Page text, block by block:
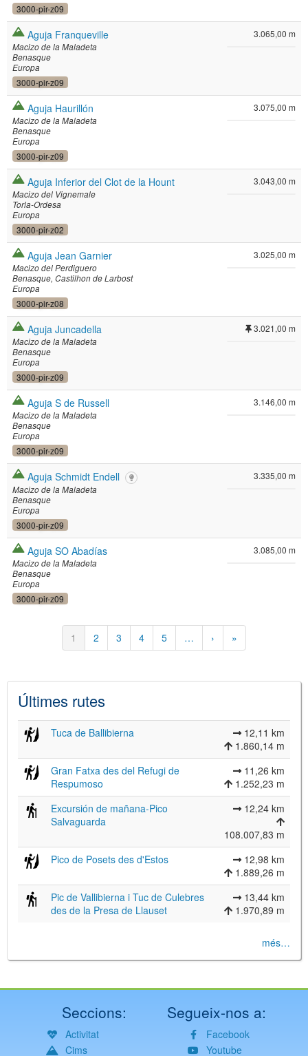
3000-pir-z09
Aguja Franqueville
Macizo de la Maladeta
Benasque
Europa
3000-pir-z09
3.065,00 m
Aguja Haurillón
Macizo de la Maladeta
Benasque
Europa
3000-pir-z09
3.075,00 m
Aguja Inferior del Clot de la Hount
Macizo del Vignemale
Torla-Ordesa
Europa
3000-pir-z02
3.043,00 m
Aguja Jean Garnier
Macizo del Perdiguero
Benasque Castilhon de Larbost
Europa
3000-pir-z08
3.025,00 m
Aguja Juncadella
Macizo de la Maladeta
Benasque
Europa
3000-pir-z09
3.021,00 m
Aguja S de Russell
Macizo de la Maladeta
Benasque
Europa
3000-pir-z09
3.146,00 m
Aguja Schmidt Endell
Macizo de la Maladeta
Benasque
Europa
3000-pir-z09
3.335,00 m
Aguja SO Abadías
Macizo de la Maladeta
Benasque
Europa
3000-pir-z09
3.085,00 m
Pàgina
actual
1 Pàgina
2 Pàgina
3 Pàgina
4 Pàgina
5 …
Pàgina
següent
›
Última
pàgina
»
Últimes rutes
Tuca de Ballibierna
12,11 km
1.860,14 m
Gran Fatxa des del Refugi de
Respumoso
11,26 km
1.252,23 m
Excursión de mañana-Pico
Salvaguarda
12,24 km
108.007,83 m
Pico de Posets des d'Estos
12,98 km
1.889,26 m
Pic de Vallibierna i Tuc de Culebres
des de la Presa de Llauset
13,44 km
1.970,89 m
més…
Seccions:
Activitat
Cims
Segueix-nos a:
Facebook
Youtube